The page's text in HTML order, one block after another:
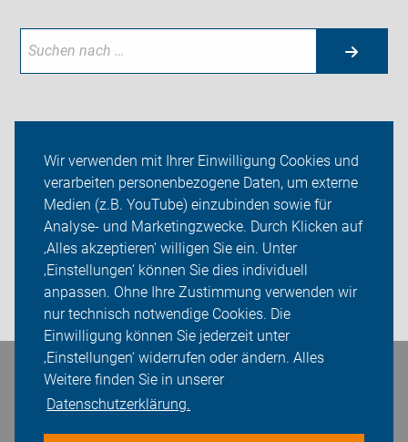
Wir verwenden mit Ihrer Einwilligung Cookies und
verarbeiten personenbezogene Daten, um externe
Medien (z.B. YouTube) einzubinden sowie für
Analyse- und Marketingzwecke. Durch Klicken auf
‚Alles akzeptieren‘ willigen Sie ein. Unter
‚Einstellungen‘ können Sie dies individuell
anpassen. Ohne Ihre Zustimmung verwenden wir
nur technisch notwendige Cookies. Die
Einwilligung können Sie jederzeit unter
‚Einstellungen‘ widerrufen oder ändern. Alles
Weitere finden Sie in unserer
Datenschutzerklärung.
ADFC Stahnsdorf
Sei dabei
Presse
Login
Bleiben Sie in Kontakt